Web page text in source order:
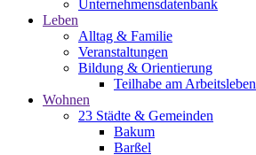
Unternehmensdatenbank
Leben
Alltag & Familie
Veranstaltungen
Bildung & Orientierung
Teilhabe am Arbeitsleben
Wohnen
23 Städte & Gemeinden
Bakum
Barßel